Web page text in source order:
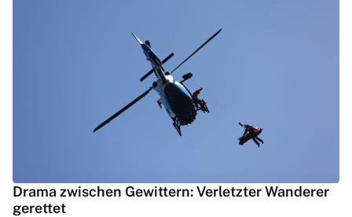
Drama zwischen Gewittern: Verletzter Wanderer
gerettet